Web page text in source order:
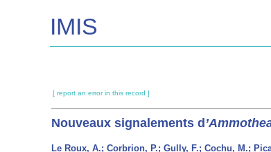
IMIS
[ report an error in this record ]
Nouveaux signalements d
Le Roux, A.; Corbrion, P.; Gully, F.; Cochu, M.;